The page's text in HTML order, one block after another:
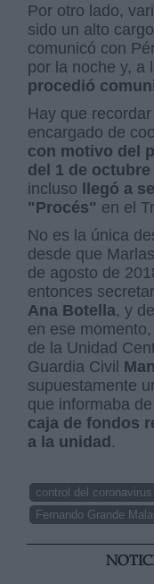
Por otro lado,
sido un alto
comunicó con
por la noche y, a
procedió
Hay que
encargado de
con motivo del
del 1 de
incluso llegó a
"Procés" en el
No es la única
desde que
de agosto de
entonces
Ana Botella, y
en ese momento,
de la Unidad
Guardia Civil
supuestamente
que informaba
caja de fondos
a la unidad.
control del coronavirus
Fernando Grande